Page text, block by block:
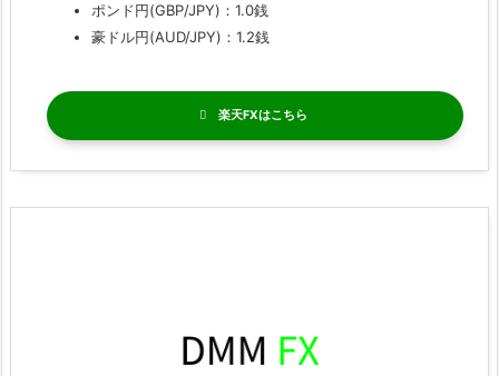
ポンド円(GBP/JPY)：1.0銭
豪ドル円(AUD/JPY)：1.2銭
楽天FX